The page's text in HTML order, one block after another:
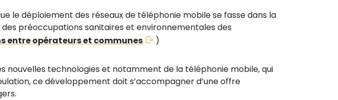
le déploiement des réseaux de téléphonie mobile se fasse dans la
préoccupations sanitaires et environnementales des
entre opérateurs et communes )
nouvelles technologies et notamment de la téléphonie mobile, qui
ce développement doit s’accompagner d’une offre